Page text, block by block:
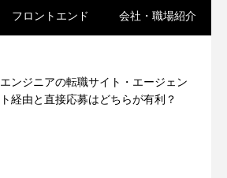
フロントエンド 会社・職場紹介
エンジニアの転職サイト・エージェン
ト経由と直接応募はどちらが有利？